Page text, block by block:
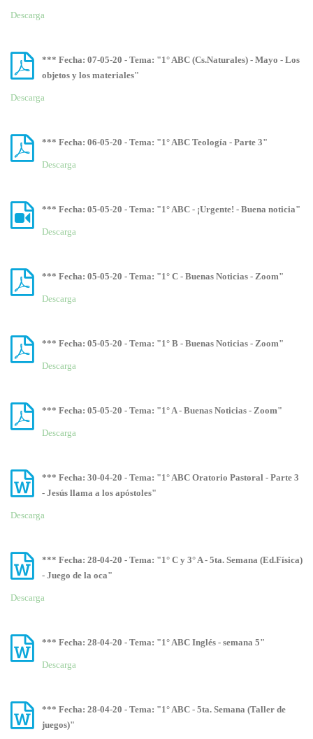
Descarga
*** Fecha: 07-05-20 - Tema: "1° ABC (Cs.Naturales) - Mayo - Los
objetos y los materiales"
Descarga
*** Fecha: 06-05-20 - Tema: "1° ABC Teología - Parte 3"
Descarga
*** Fecha: 05-05-20 - Tema: "1° ABC - ¡Urgente! - Buena noticia"
Descarga
*** Fecha: 05-05-20 - Tema: "1° C - Buenas Noticias - Zoom"
Descarga
*** Fecha: 05-05-20 - Tema: "1° B - Buenas Noticias - Zoom"
Descarga
*** Fecha: 05-05-20 - Tema: "1° A - Buenas Noticias - Zoom"
Descarga
*** Fecha: 30-04-20 - Tema: "1° ABC Oratorio Pastoral - Parte 3
- Jesús llama a los apóstoles"
Descarga
*** Fecha: 28-04-20 - Tema: "1° C y 3° A - 5ta. Semana (Ed.Física)
- Juego de la oca"
Descarga
*** Fecha: 28-04-20 - Tema: "1° ABC Inglés - semana 5"
Descarga
*** Fecha: 28-04-20 - Tema: "1° ABC - 5ta. Semana (Taller de
juegos)"